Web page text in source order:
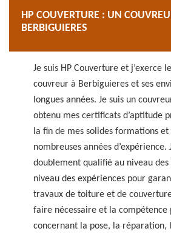
HP COUVERTURE : UN
BERBIGUIERES
Je suis HP Couverture et j’exerce
couvreur à Berbiguieres et ses
longues années. Je suis un
obtenu mes certificats d’aptitude
la fin de mes solides formations et
nombreuses années d’expérience.
doublement qualifié au niveau des
niveau des expériences pour
travaux de toiture et de
faire nécessaire et la
concernant la pose, la réparation,